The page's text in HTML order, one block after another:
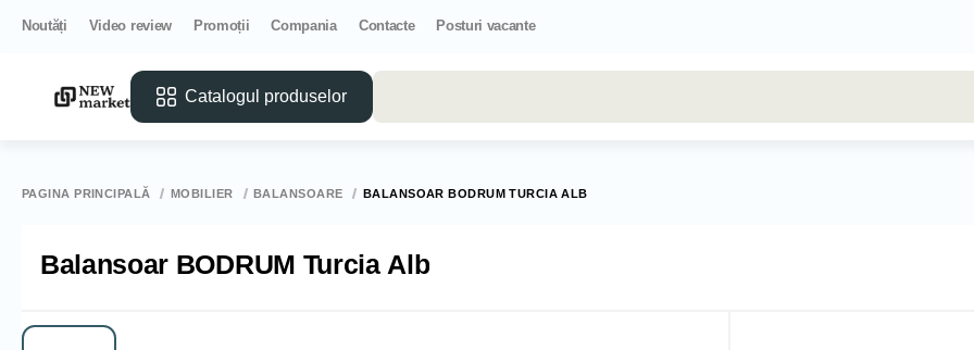
Noutăți Video review Promoții Compania Contacte Posturi vacante
Catalogul produselor
PAGINA PRINCIPALĂ MOBILIER BALANSOARE BALANSOAR BODRUM TURCIA ALB
Balansoar BODRUM Turcia Alb